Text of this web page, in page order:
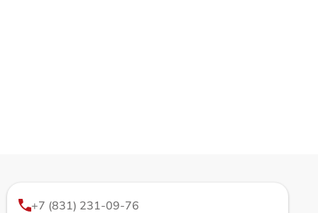
+7 (831) 231-09-76